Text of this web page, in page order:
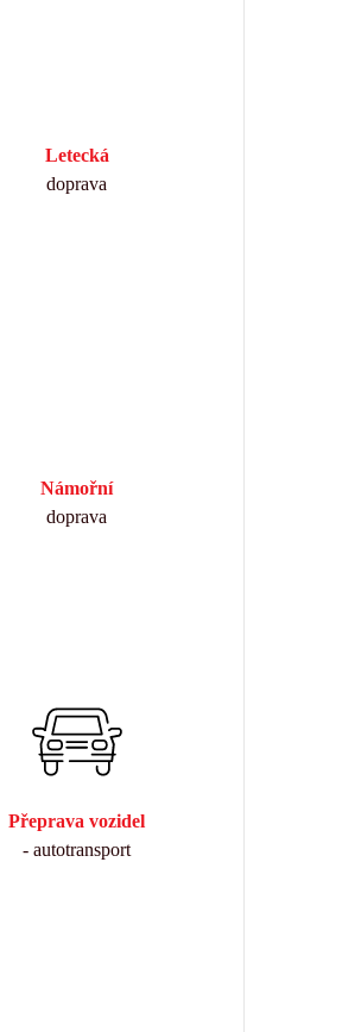
Letecká
doprava
Námořní
doprava
Přeprava vozidel
- autotransport